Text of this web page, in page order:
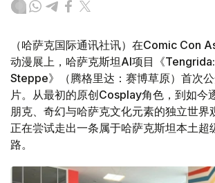
（哈萨克国际通讯社讯）在Comic Con
动漫展上，哈萨克斯坦AI项目《
Steppe》（腾格里达：赛博草原）首次
片。从最初的原创Cosplay角色，到如今
朋克、奇幻与哈萨克文化元素的独立世界
正在尝试走出一条属于哈萨克斯坦本土超
路。